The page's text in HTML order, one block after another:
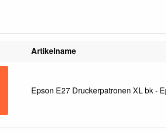
Artikelname
Epson E27 Druckerpatronen XL bk -